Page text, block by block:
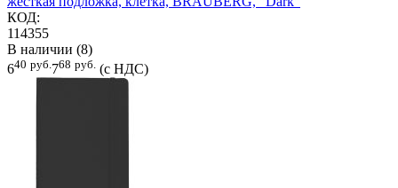
КОД:
114355
В наличии (8)
640 руб. 768 руб. (с НДС)